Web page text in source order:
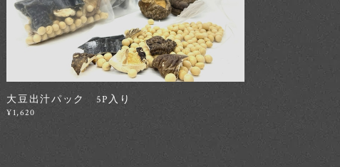
大豆出汁パック 5P入り
¥1,620